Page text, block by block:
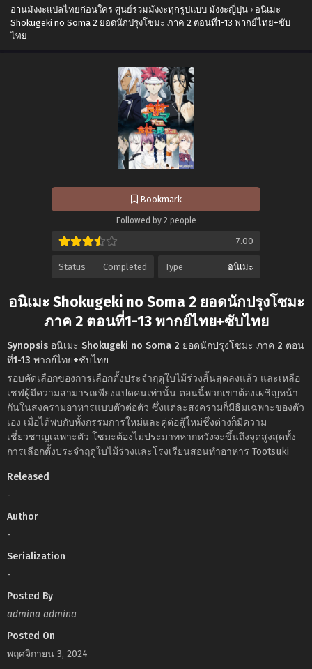
อ่านมังงะแปลไทยก่อนใคร ศูนย์รวมมังงะทุกรูปแบบ มังงะญี่ปุ่น › อนิเมะ
Shokugeki no Soma 2 ยอดนักปรุงโซมะ ภาค 2 ตอนที่1-13 พากย์ไทย+ซับ
ไทย
Bookmark
Followed by 2 people
7.00
Status Completed Type อนิเมะ
อนิเมะ Shokugeki no Soma 2 ยอดนักปรุงโซมะ
ภาค 2 ตอนที่1-13 พากย์ไทย+ซับไทย
Synopsis อนิเมะ Shokugeki no Soma 2 ยอดนักปรุงโซมะ ภาค 2 ตอน
ที่1-13 พากย์ไทย+ซับไทย
รอบคัดเลือกของการเลือกตั้งประจำฤดูใบไม้ร่วงสิ้นสุดลงแล้ว และเหลือ
เชฟผู้มีความสามารถเพียงแปดคนเท่านั้น ตอนนี้พวกเขาต้องเผชิญหน้า
กันในสงครามอาหารแบบตัวต่อตัว ซึ่งแต่ละสงครามก็มีธีมเฉพาะของตัว
เอง เมื่อได้พบกับทั้งกรรมการใหม่และคู่ต่อสู้ใหม่ซึ่งต่างก็มีความ
เชี่ยวชาญเฉพาะตัว โซมะต้องไม่ประมาทหากหวังจะขึ้นถึงจุดสูงสุดทั้ง
การเลือกตั้งประจำฤดูใบไม้ร่วงและโรงเรียนสอนทำอาหาร Tootsuki
Released
-
Author
-
Serialization
-
Posted By
admina admina
Posted On
พฤศจิกายน 3, 2024